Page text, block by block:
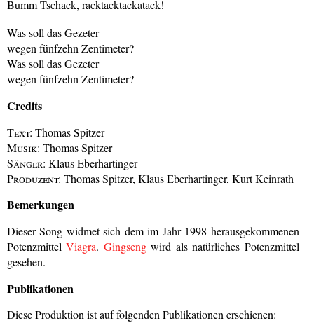
Bumm Tschack, racktacktackatack!
Was soll das Gezeter
wegen fünfzehn Zentimeter?
Was soll das Gezeter
wegen fünfzehn Zentimeter?
Credits
Text: Thomas Spitzer
Musik: Thomas Spitzer
Sänger: Klaus Eberhartinger
Produzent: Thomas Spitzer, Klaus Eberhartinger, Kurt Keinrath
Bemerkungen
Dieser Song widmet sich dem im Jahr 1998 herausgekommenen
PotenzmittelViagra. Gingsengwird als natürliches Potenzmittel
gesehen.
Publikationen
Diese Produktion ist auf folgenden Publikationen erschienen: